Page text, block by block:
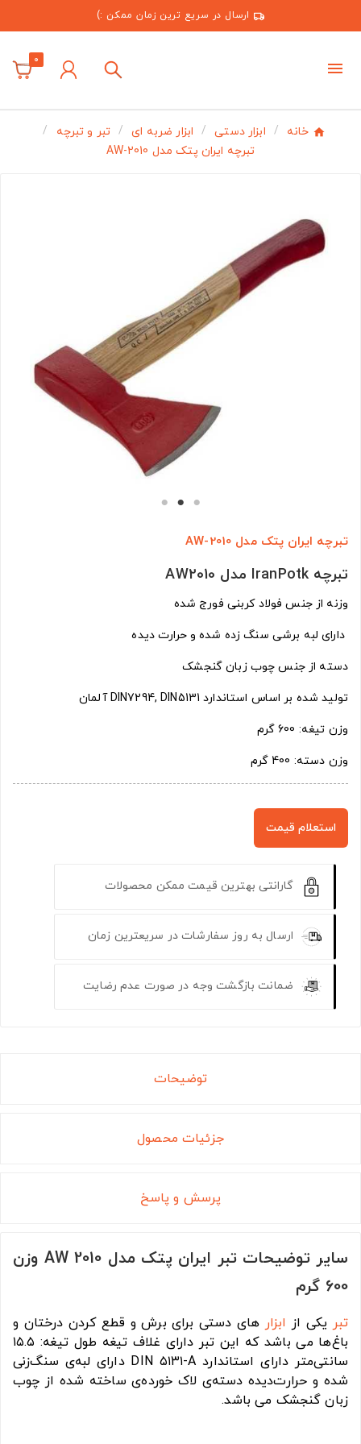
ارسال در سریع ترین زمان ممکن :)
0
خانه ابزار دستی ابزار ضربه ای
تبر و تبرچه
تبرچه ایران پتک مدل AW-2010
تبرچه ایران پتک مدل AW-2010
تبرچه IranPotk مدل AW2010
وزنه از جنس فولاد کربنی فورج شده
دارای لبه برشی سنگ زده شده و حرارت دیده
دسته از جنس چوب زبان گنجشک
تولید شده بر اساس استاندارد DIN7294, DIN5131 آلمان
وزن تیغه: 600 گرم
وزن دسته: 400 گرم
استعلام قیمت
گارانتی بهترین قیمت ممکن محصولات
ارسال به روز سفارشات در سریعترین زمان
ضمانت بازگشت وجه در صورت عدم رضایت
توضیحات
جزئیات محصول
پرسش و پاسخ
سایر توضیحات تبر ایران پتک مدل AW 2010 وزن
600 گرم
تبر یکی از ابزار های دستی برای برش و قطع کردن درختان و
باغ‌ها می باشد که این تبر دارای غلاف تیغه طول تیغه: ۱۵.۵
سانتی‌متر دارای استاندارد DIN ۵۱۳۱-A دارای لبه‌ی سنگ‌زنی
شده و حرارت‌دیده دسته‌ی لاک خورده‌ی ساخته شده از چوب
زبان گنجشک می باشد.